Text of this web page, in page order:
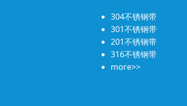
304不锈钢带
301不锈钢带
201不锈钢带
316不锈钢带
more>>